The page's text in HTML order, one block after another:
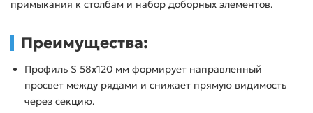
примыкания к столбам и набор доборных элементов.
Преимущества:
Профиль S 58х120 мм формирует направленный
просвет между рядами и снижает прямую видимость
через секцию.